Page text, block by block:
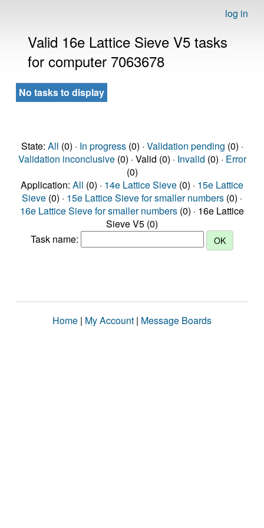
log in
Valid 16e Lattice Sieve V5 tasks
for computer 7063678
No tasks to display
State: All (0) · In progress(0) · Validation pending (0) ·
Validation inconclusive(0) · Valid (0) · Invalid (0) · Error
(0)
Application: All (0) · 14e Lattice Sieve (0) · 15e Lattice
Sieve (0) · 15e Lattice Sieve for smaller numbers (0) ·
16e Lattice Sieve for smaller numbers (0) · 16e Lattice
Sieve V5 (0)
Task name:
Home | My Account | Message Boards